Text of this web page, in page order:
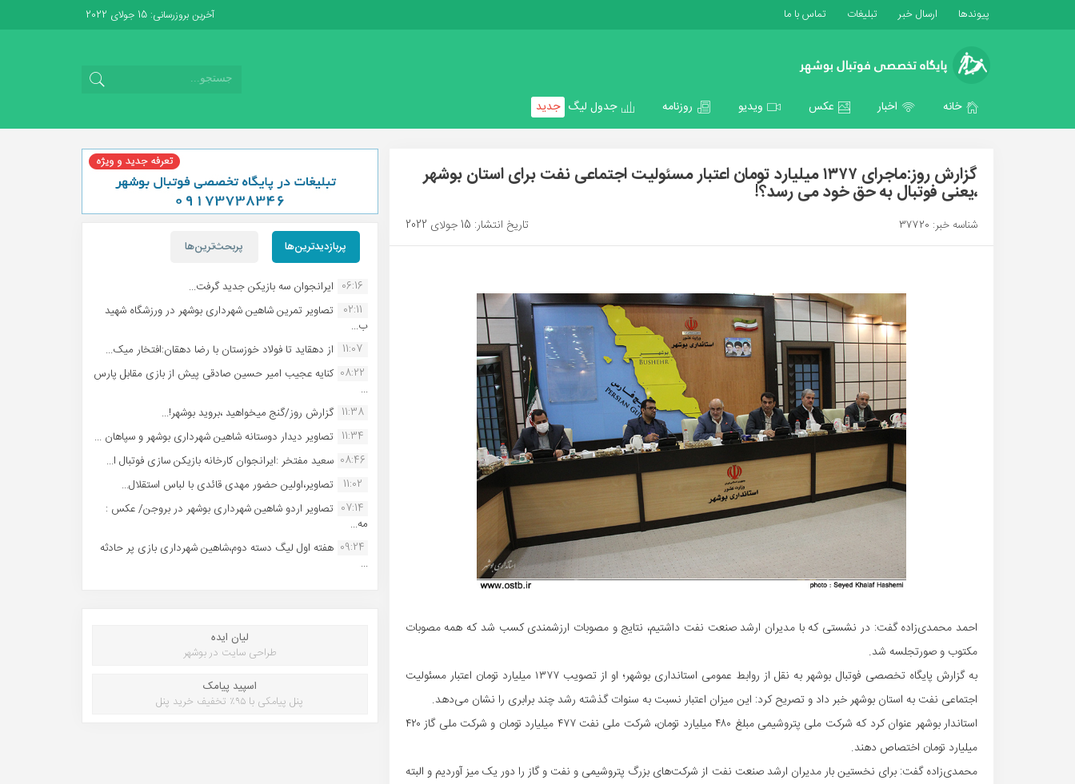
پیوندها ارسال خبر تبلیغات تماس با ما آخرین بروزرسانی: 15 جولای 2022
خانه اخبار عکس ویدیو روزنامه جدول لیگ جدید
گزارش روز:ماجرای ۱۳۷۷ میلیارد تومان اعتبار مسئولیت اجتماعی نفت برای استان بوشهر
،یعنی فوتبال به حق خود می رسد؟!
شناسه خبر: 37720 تاریخ انتشار: 15 جولای 2022
احمد محمدی‌زاده گفت: در نشستی که با مدیران ارشد صنعت نفت داشتیم، نتایج و مصوبات ارزشمندی کسب شد که همه مصوبات
مکتوب و صورتجلسه شد.
به گزارش پایگاه تخصصی فوتبال بوشهر به نقل از روابط عمومی استانداری بوشهر؛ او از تصویب ۱۳۷۷ میلیارد تومان اعتبار مسئولیت
اجتماعی نفت به استان بوشهر خبر داد و تصریح کرد: این میزان اعتبار نسبت به سنوات گذشته رشد چند برابری را نشان می‌دهد.
استاندار بوشهر عنوان کرد که شرکت ملی پتروشیمی مبلغ ۴۸۰ میلیارد تومان، شرکت ملی نفت ۴۷۷ میلیارد تومان و شرکت ملی گاز ۴۲۰
میلیارد تومان اختصاص دهند.
محمدی‌زاده گفت: برای نخستین بار مدیران ارشد صنعت نفت از شرکت‌های بزرگ پتروشیمی و نفت و گاز را دور یک میز آوردیم و البته
پربازدیدترین‌ها پربحث‌ترین‌ها
06:16 ایرانجوان سه بازیکن جدید گرفت...
02:11
تصاویر تمرین شاهین شهردارى بوشهر در ورزشگاه شهید
ب...
11:07 از دهقاید تا فولاد خوزستان با رضا دهقان:افتخار میک...
08:22 کنایه عجیب امیر حسین صادقی پیش از بازی مقابل پارس
...
11:38 گزارش روز/گنج میخواهید ،بروید بوشهر!...
11:34 تصاویر دیدار دوستانه شاهین شهردارى بوشهر و سپاهان ...
08:46 سعید مفتخر :ایرانجوان کارخانه بازیکن سازی فوتبال ا...
11:02
تصاویر،اولین حضور مهدی قائدی با لباس استقلال...
07:14 تصاویر اردو شاهین شهرداری بوشهر در بروجن/ عکس :
مه...
09:24 هفته اول لیگ دسته دوم،شاهین شهرداری بازی پر حادثه
...
لیان ایده
طراحی سایت در بوشهر
اسپید پیامک
پنل پیامکی با ۹۵٪ تخفیف خرید پنل